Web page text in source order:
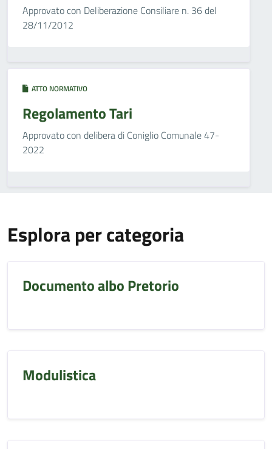
Approvato con Deliberazione Consiliare n. 36 del
28/11/2012
ATTO NORMATIVO
Regolamento Tari
Approvato con delibera di Coniglio Comunale 47-
2022
Esplora per categoria
Documento albo Pretorio
Modulistica